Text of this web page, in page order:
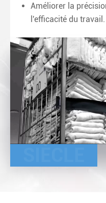
Améliorer la
l'efficacité du travail.